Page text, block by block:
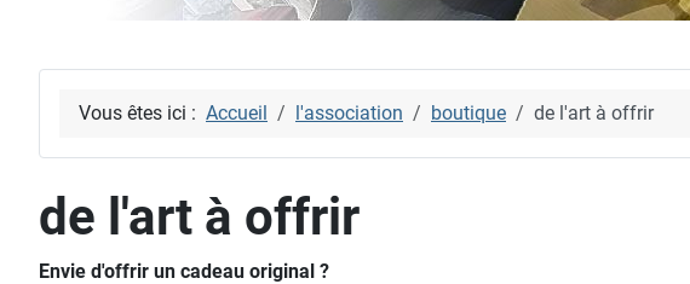
Vous êtes ici : Accueil l'association boutique de l'art à offrir
de l'art à offrir
Envie d'offrir un cadeau original ?